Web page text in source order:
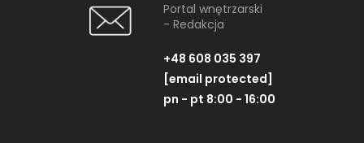
Portal wnętrzarski
- Redakcja
+48 608 035 397
[email protected]
pn - pt 8:00 - 16:00